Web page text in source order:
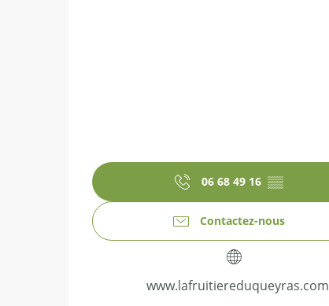
06 68 49 16 ▒▒
Contactez-nous
www.lafruitiereduqueyras.com